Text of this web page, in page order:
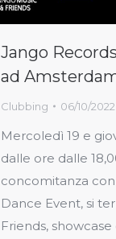
Jango
ad
Clubbing 06/10/2022
Mercoledì 19 e
dalle ore dalle
concomitanza con
Dance Event, si
Friends,